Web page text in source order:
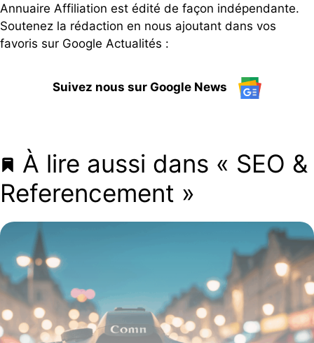
Annuaire Affiliation est édité de façon indépendante.
Soutenez la rédaction en nous ajoutant dans vos
favoris sur Google Actualités :
Suivez nous sur Google News
À lire aussi dans « SEO &
Referencement »